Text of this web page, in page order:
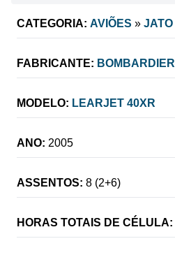
CATEGORIA: AVIÕES » JATO
FABRICANTE: BOMBARDIER
MODELO: LEARJET 40XR
ANO: 2005
ASSENTOS: 8 (2+6)
HORAS TOTAIS DE CÉLULA: